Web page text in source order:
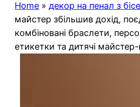
Home »декор на пенал з
майстер збільшив дохід,
комбіновані браслети,
етикетки та дитячі